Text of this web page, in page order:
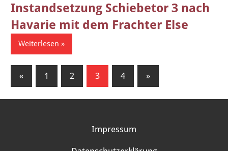
Instandsetzung Schiebetor 3 nach
Havarie mit dem Frachter Else
Weiterlesen
Seitennummerierung
«Vorherige
Beiträge
1 2 3 4
Nächste
Beiträge
»
Impressum